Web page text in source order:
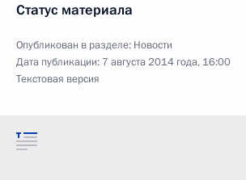
Статус материала
Опубликован в разделе: Новости
Дата публикации: 7 августа 2014 года, 16:00
Текстовая версия